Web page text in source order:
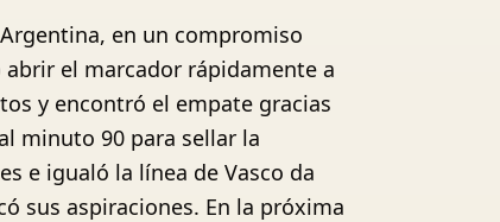
en un compromiso
el marcador rápidamente a
y encontró el empate gracias
minuto 90 para sellar la
e igualó la línea de Vasco da
sus aspiraciones. En la próxima